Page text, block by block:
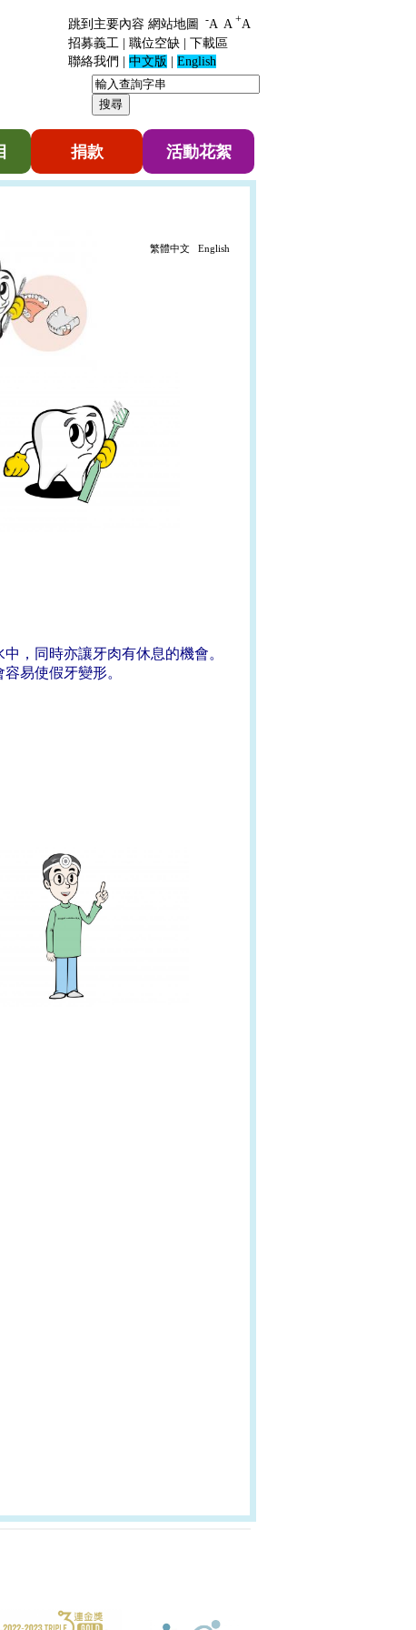
跳到主要內容 網站地圖 -A A +A
招募義工 | 職位空缺 | 下載區
聯絡我們
中文版 English
捐款 活動花絮
繁體中文 English
，同時亦讓牙肉有休息的機會。
容易使假牙變形。